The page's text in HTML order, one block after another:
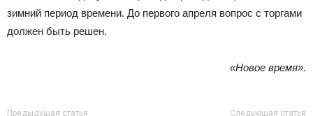
зимний период времени. До первого апреля вопрос с торгами
должен быть решен.
«Новое время».
Предыдущая статья Следующая статья